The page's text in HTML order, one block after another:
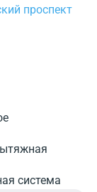
проспект
система